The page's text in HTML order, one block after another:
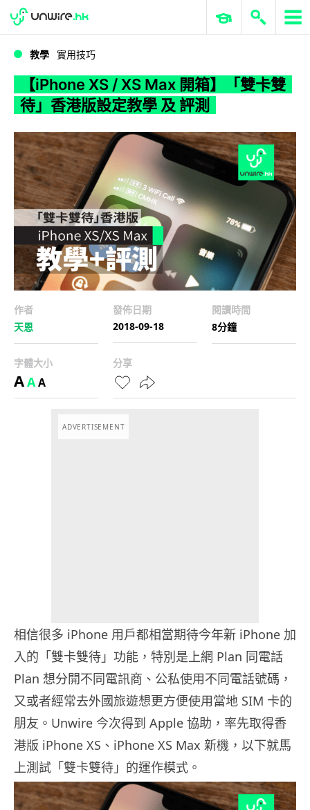
WWDC 2026 ERP 與商業 AI
教學 實用技巧
【iPhone XS / XS Max 開箱】「雙卡雙
待」香港版設定教學 及 評測
作者
天恩
發佈日期
2018-09-18
閱讀時間
8分鐘
字體大小
AAA
分享
ADVERTISEMENT
相信很多 iPhone 用戶都相當期待今年新 iPhone 加
入的「雙卡雙待」功能，特別是上網 Plan 同電話
Plan 想分開不同電訊商、公私使用不同電話號碼，
又或者經常去外國旅遊想更方便使用當地 SIM 卡的
朋友。Unwire 今次得到 Apple 協助，率先取得香
港版 iPhone XS、iPhone XS Max 新機，以下就馬
上測試「雙卡雙待」的運作模式。